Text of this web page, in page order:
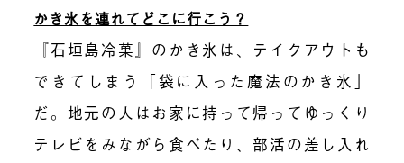
かき氷を連れてどこに行こう？
『石垣島冷菓』のかき氷は、テイクアウトも
できてしまう「袋に入った魔法のかき氷」
だ。地元の人はお家に持って帰ってゆっくり
テレビをみながら食べたり、部活の差し入れ